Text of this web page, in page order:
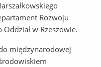
Rozwoju
w Rzeszowie.
międzynarodowej